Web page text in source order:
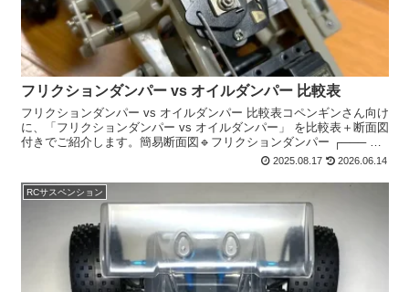
フリクションダンパー vs オイルダンパー 比較表
フリクションダンパー vs オイルダンパー 比較表コペンギンさん向け
に、「フリクションダンパー vs オイルダンパー」 を比較表＋断面図
付きでご紹介します。簡易断面図🔹フリクションダンパー ┌─── 車
2025.08.17 2026.06.14
RCサスペンション